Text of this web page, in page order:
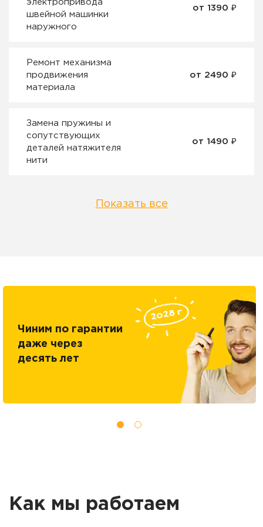
электропривода
швейной машинки
наружного
от 1390 ₽
Ремонт механизма
продвижения
материала
от 2490 ₽
Замена пружины и
сопутствующих
деталей натяжителя
нити
от 1490 ₽
Показать все
Чиним по гарантии
даже через
десять лет
Как мы работаем